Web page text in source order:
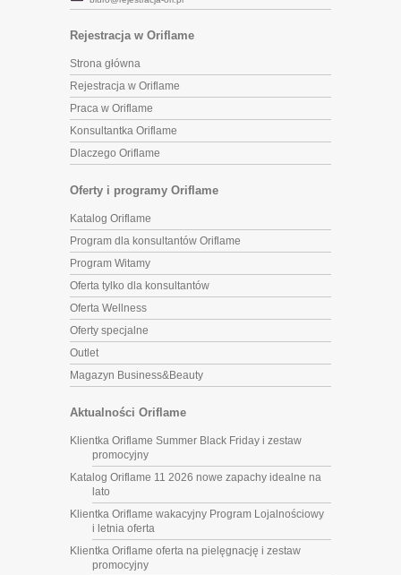
Rejestracja w Oriflame
Strona główna
Rejestracja w Oriflame
Praca w Oriflame
Konsultantka Oriflame
Dlaczego Oriflame
Oferty i programy Oriflame
Katalog Oriflame
Program dla konsultantów Oriflame
Program Witamy
Oferta tylko dla konsultantów
Oferta Wellness
Oferty specjalne
Outlet
Magazyn Business&Beauty
Aktualności Oriflame
Klientka Oriflame Summer Black Friday i zestaw
promocyjny
Katalog Oriflame 11 2026 nowe zapachy idealne na
lato
Klientka Oriflame wakacyjny Program Lojalnościowy
i letnia oferta
Klientka Oriflame oferta na pielęgnację i zestaw
promocyjny